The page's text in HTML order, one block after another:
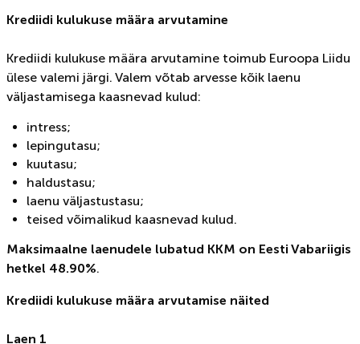
Krediidi kulukuse määra arvutamine
Krediidi kulukuse määra arvutamine toimub Euroopa Liidu
ülese valemi järgi. Valem võtab arvesse kõik laenu
väljastamisega kaasnevad kulud:
intress;
lepingutasu;
kuutasu;
haldustasu;
laenu väljastustasu;
teised võimalikud kaasnevad kulud.
Maksimaalne laenudele lubatud KKM on Eesti Vabariigis
hetkel 48.90%.
Krediidi kulukuse määra arvutamise näited
Laen 1